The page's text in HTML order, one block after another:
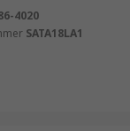
4020
SATA18LA1